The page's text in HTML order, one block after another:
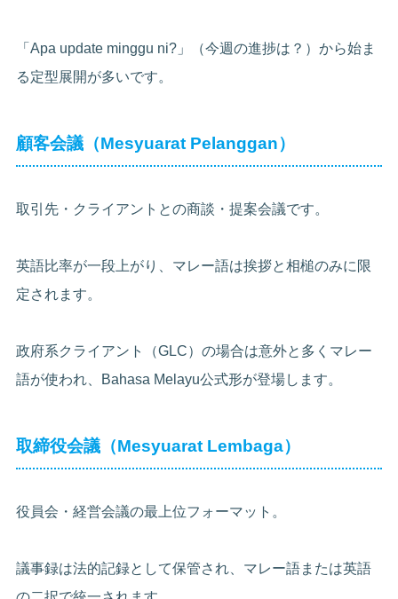
「Apa update minggu ni?」（今週の進捗は？）から始ま
る定型展開が多いです。
顧客会議（Mesyuarat Pelanggan）
取引先・クライアントとの商談・提案会議です。
英語比率が一段上がり、マレー語は挨拶と相槌のみに限
定されます。
政府系クライアント（GLC）の場合は意外と多くマレー
語が使われ、Bahasa Melayu公式形が登場します。
取締役会議（Mesyuarat Lembaga）
役員会・経営会議の最上位フォーマット。
議事録は法的記録として保管され、マレー語または英語